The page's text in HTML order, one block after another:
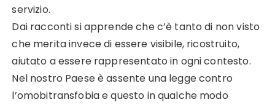
servizio.
Dai racconti si apprende che c’è tanto di non visto
che merita invece di essere visibile, ricostruito,
aiutato a essere rappresentato in ogni contesto.
Nel nostro Paese è assente una legge contro
l’omobitransfobia e questo in qualche modo